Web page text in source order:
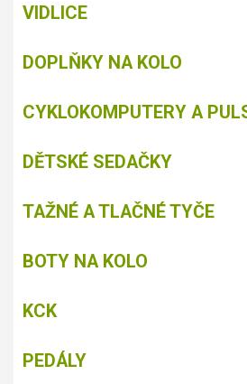
VIDLICE
DOPLŇKY NA KOLO
CYKLOKOMPUTERY A
DĚTSKÉ SEDAČKY
TAŽNÉ A TLAČNÉ TYČE
BOTY NA KOLO
KCK
PEDÁLY